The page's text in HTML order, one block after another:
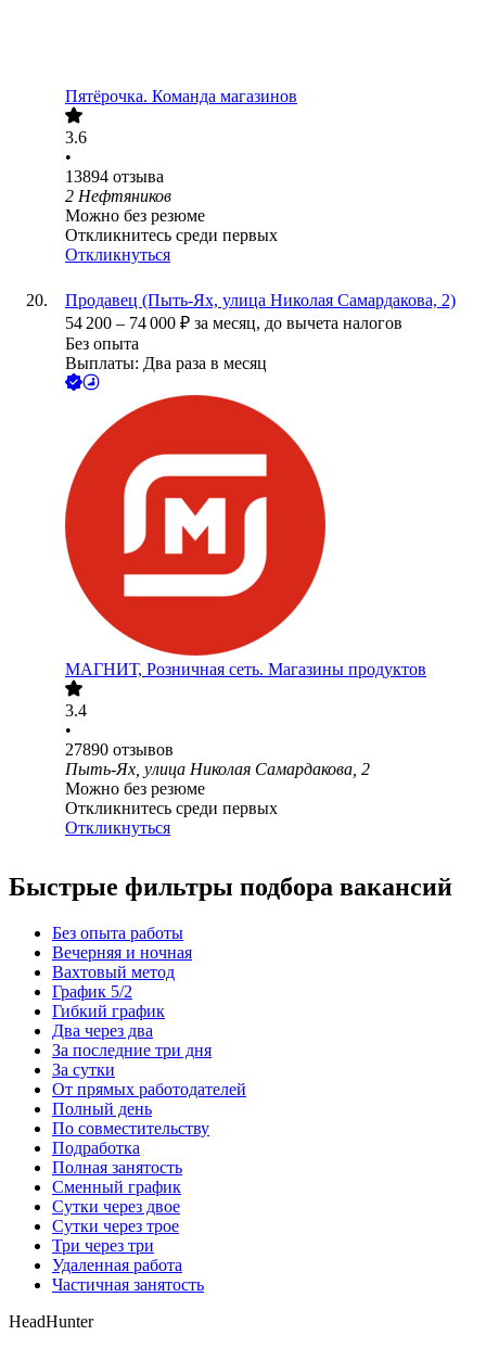
Пятёрочка. Команда магазинов
3.6
•
13894 отзыва
2 Нефтяников
Можно без резюме
Откликнитесь среди первых
Откликнуться
Продавец (Пыть-Ях, улица Николая Самардакова, 2)
54 200 – 74 000 ₽ за месяц, до вычета налогов
Без опыта
Выплаты: Два раза в месяц
МАГНИТ, Розничная сеть. Магазины продуктов
3.4
•
27890 отзывов
Пыть-Ях, улица Николая Самардакова, 2
Можно без резюме
Откликнитесь среди первых
Откликнуться
Быстрые фильтры подбора вакансий
Без опыта работы
Вечерняя и ночная
Вахтовый метод
График 5/2
Гибкий график
Два через два
За последние три дня
За сутки
От прямых работодателей
Полный день
По совместительству
Подработка
Полная занятость
Сменный график
Сутки через двое
Сутки через трое
Три через три
Удаленная работа
Частичная занятость
HeadHunter